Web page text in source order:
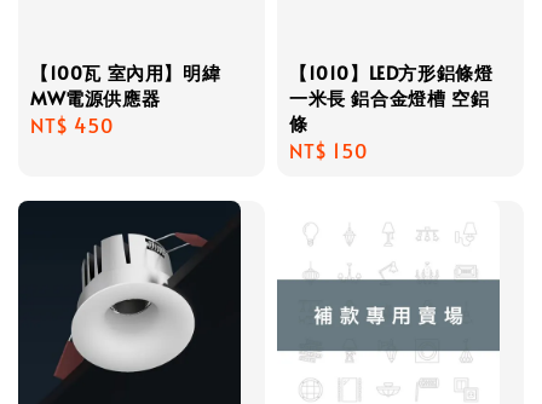
【100瓦 室內用】明緯
MW電源供應器
Regular
NT$ 450
【1010】LED方形鋁條燈
一米長 鋁合金燈槽 空鋁
條
Regular
NT$ 150